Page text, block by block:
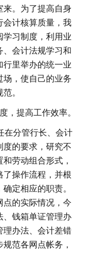
来。为了提高自身
会计核算质量，我
学习制度，利用业
、会计法规学习和
行里举办的统一业
场，使自己的业务
。
，提高工作效率。
在分管行长、会计
度的要求，研究不
劳动组合形式，
了操作流程，并根
定相应的职责。
点的实际情况，今
、钱箱单证管理办
理办法、会计差错
范各网点帐务，